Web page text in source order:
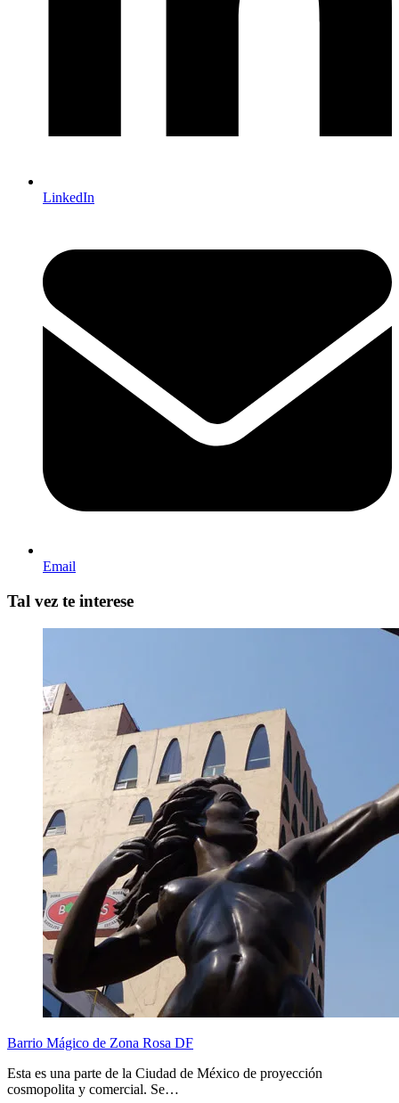
LinkedIn
Email
Tal vez te interese
Barrio Mágico de Zona Rosa DF
Esta es una parte de la Ciudad de México de proyección
cosmopolita y comercial. Se…